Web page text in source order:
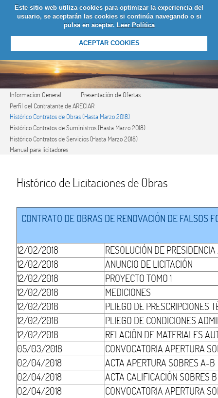
Este sitio web utiliza cookies para optimizar la experiencia del
usuario, se aceptarán las cookies si continúa navegando o si
pulsa en aceptar. Leer Política
ACEPTAR COOKIES
LOGIN
Informacion General
Presentación de Ofertas
Perfil del Contratante de ARECIAR
Histórico Contratos de Obras (Hasta Marzo 2018)
Histórico Contratos de Suministros (Hasta Marzo 2018)
Histórico Contratos de Servicios (Hasta Marzo 2018)
Manual para licitadores
Histórico de Licitaciones de Obras
CONTRATO DE OBRAS DE RENOVACIÓN DE FALSOS
12/02/2018
RESOLUCIÓN DE
12/02/2018
ANUNCIO DE LICITACIÓN
12/02/2018
PROYECTO TOMO 1
12/02/2018
MEDICIONES
12/02/2018
PLIEGO DE PRESCRIPCIONES
12/02/2018
PLIEGO DE CONDICIONES
12/02/2018
RELACIÓN DE MATERIALES
05/03/2018
CONVOCATORIA APERTURA
02/04/2018
ACTA APERTURA SOBRES A-B
02/04/2018
ACTA CALIFICACIÓN SOBRES B
02/04/2018
CONVOCATORIA APERTURA